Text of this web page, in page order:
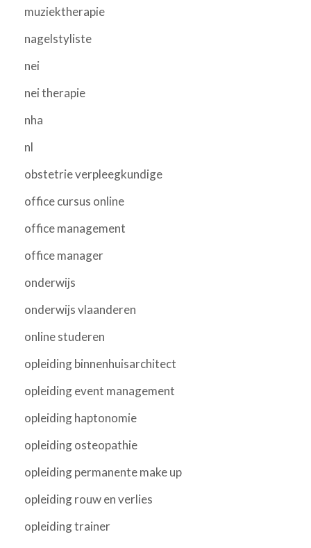
muziektherapie
nagelstyliste
nei
nei therapie
nha
nl
obstetrie verpleegkundige
office cursus online
office management
office manager
onderwijs
onderwijs vlaanderen
online studeren
opleiding binnenhuisarchitect
opleiding event management
opleiding haptonomie
opleiding osteopathie
opleiding permanente make up
opleiding rouw en verlies
opleiding trainer